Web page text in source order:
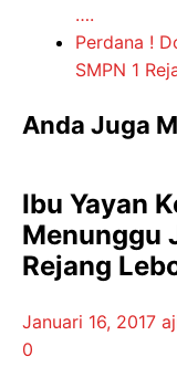
….
Perdana !
SMPN 1
Anda Juga
Ibu Yayan
Menunggu
Rejang
Januari 16, 2017
0